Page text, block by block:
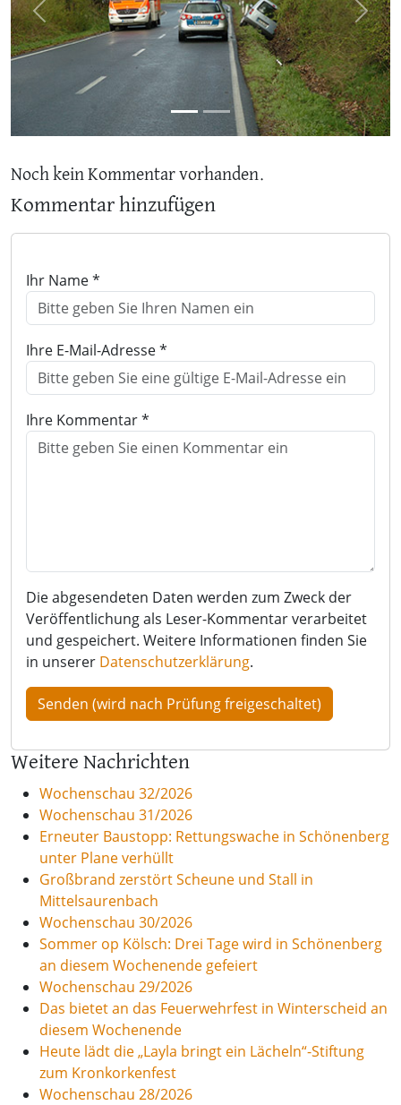
Previous Next
Noch kein Kommentar vorhanden.
Kommentar hinzufügen
Ihr Name *
Ihre E-Mail-Adresse *
Ihre Kommentar *
Die abgesendeten Daten werden zum Zweck der
Veröffentlichung als Leser-Kommentar verarbeitet
und gespeichert. Weitere Informationen finden Sie
in unserer Datenschutzerklärung.
Weitere Nachrichten
Wochenschau 32/2026
Wochenschau 31/2026
Erneuter Baustopp: Rettungswache in Schönenberg
unter Plane verhüllt
Großbrand zerstört Scheune und Stall in
Mittelsaurenbach
Wochenschau 30/2026
Sommer op Kölsch: Drei Tage wird in Schönenberg
an diesem Wochenende gefeiert
Wochenschau 29/2026
Das bietet an das Feuerwehrfest in Winterscheid an
diesem Wochenende
Heute lädt die „Layla bringt ein Lächeln“-Stiftung
zum Kronkorkenfest
Wochenschau 28/2026